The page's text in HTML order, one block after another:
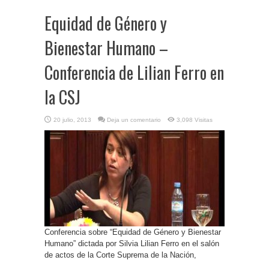
Equidad de Género y
Bienestar Humano –
Conferencia de Lilian Ferro en
la CSJ
20 julio, 2013 Deja un comentario 3,098 Visitas
Conferencia sobre “Equidad de Género y Bienestar
Humano” dictada por Silvia Lilian Ferro en el salón
de actos de la Corte Suprema de la Nación,